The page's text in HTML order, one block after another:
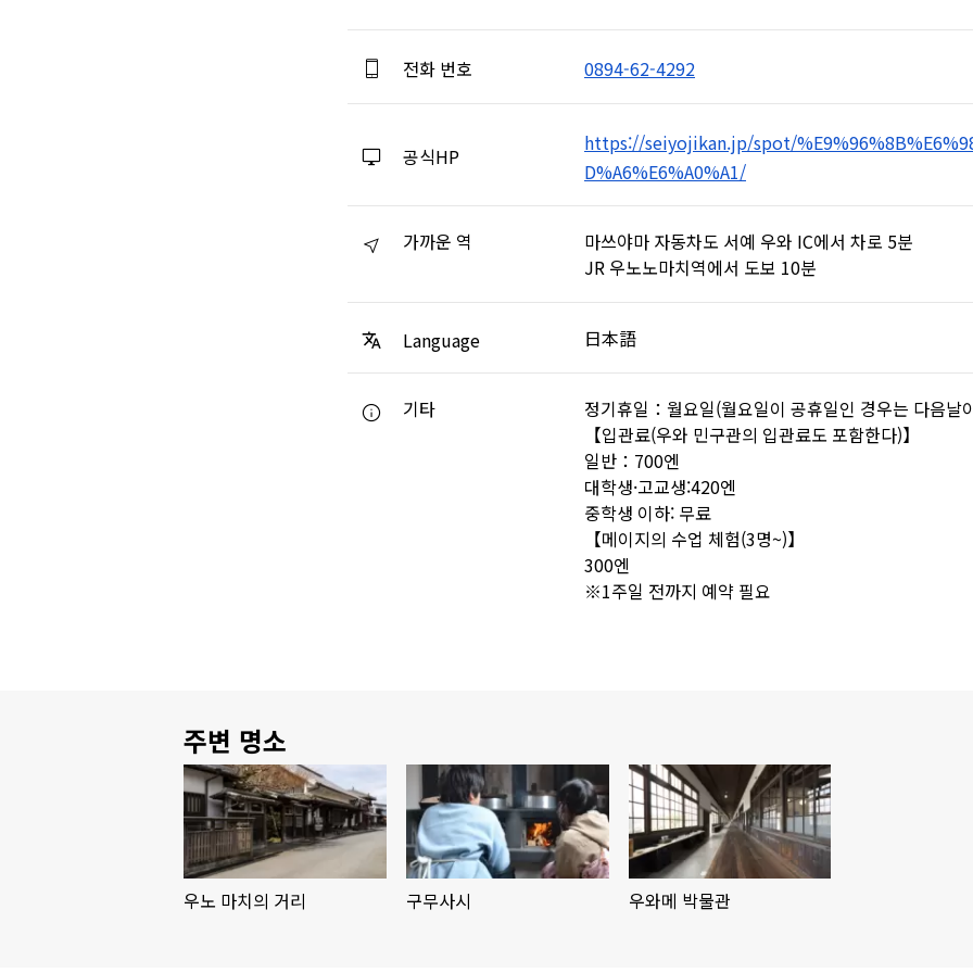
전화 번호 0894-62-4292
공식HP
https://seiyojikan.jp/spot/
D%A6%E6%A0%A1/
가까운 역
마쓰야마 자동차도 서예 우와 IC에서 차로 5분
JR 우노노마치역에서 도보 10분
Language 日本語
기타
정기휴일：월요일(월요일이 공휴일인 경우는 다음날
【입관료(우와 민구관의 입관료도 포함한다)】
일반：700엔
대학생·고교생:420엔
중학생 이하: 무료
【메이지의 수업 체험(3명~)】
300엔
※1주일 전까지 예약 필요
주변 명소
우노 마치의 거리 구무사시 우와메 박물관